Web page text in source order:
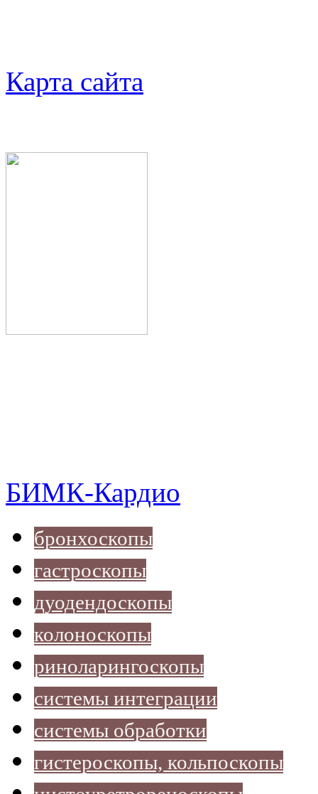
Карта сайта
БИМК-Кардио
бронхоскопы
гастроскопы
дуодендоскопы
колоноскопы
риноларингоскопы
системы интеграции
системы обработки
гистероскопы, кольпоскопы